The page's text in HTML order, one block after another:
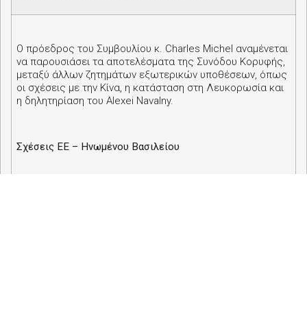
Ο πρόεδρος του Συμβουλίου κ. Charles Michel αναμένεται
να παρουσιάσει τα αποτελέσματα της Συνόδου Κορυφής,
μεταξύ άλλων ζητημάτων εξωτερικών υποθέσεων, όπως
οι σχέσεις με την Κίνα, η κατάσταση στη Λευκορωσία και
η δηλητηρίαση του Alexei Navalny.
Σχέσεις ΕΕ – Ηνωμένου Βασιλείου